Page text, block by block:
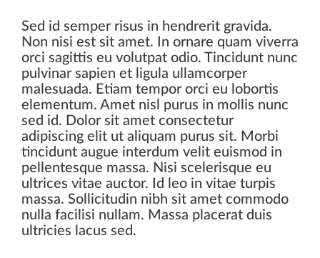
Sed id semper risus in hendrerit gravida.
Non nisi est sit amet. In ornare quam viverra
orci sagittis eu volutpat odio. Tincidunt nunc
pulvinar sapien et ligula ullamcorper
malesuada. Etiam tempor orci eu lobortis
elementum. Amet nisl purus in mollis nunc
sed id. Dolor sit amet consectetur
adipiscing elit ut aliquam purus sit. Morbi
tincidunt augue interdum velit euismod in
pellentesque massa. Nisi scelerisque eu
ultrices vitae auctor. Id leo in vitae turpis
massa. Sollicitudin nibh sit amet commodo
nulla facilisi nullam. Massa placerat duis
ultricies lacus sed.